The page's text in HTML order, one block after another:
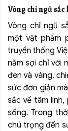
Vòng chỉ ngũ sắc
Vòng chỉ ngũ
một vật phẩm
truyền thống
năm sợi chỉ với
đen và vàng,
sức đơn giản
sắc về tâm
sống. Trong
chú trọng đến